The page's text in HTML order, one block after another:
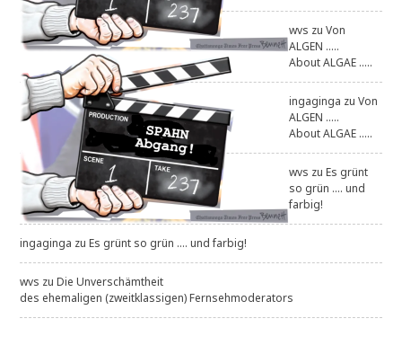
wvs zuVon
ALGEN .....
About ALGAE .....
ingaginga zuVon
ALGEN .....
About ALGAE .....
wvs zuEs grünt
so grün .... und
farbig!
ingaginga zuEs grünt so grün .... und farbig!
wvs zuDie Unverschämtheit
des ehemaligen (zweitklassigen) Fernsehmoderators